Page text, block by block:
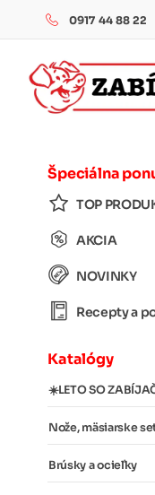
0917 44 88 22
Špeciálna
TOP
AKCIA
NOVINKY
Recepty a
Katalógy
☀️LETO SO
Nože, mäsiarske
Brúsky a ocieľky